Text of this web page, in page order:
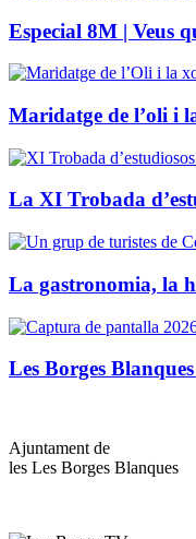
Especial 8M | Veus
Maridatge de l’oli i
La XI Trobada
La gastronomia, la
Les Borges
Ajuntament de
les Les Borges Blanques